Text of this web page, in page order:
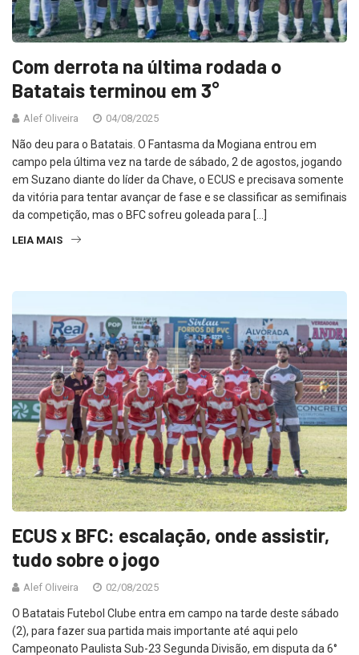
Com derrota na última rodada o
Batatais terminou em 3°
Alef Oliveira 04/08/2025
Não deu para o Batatais. O Fantasma da Mogiana entrou em
campo pela última vez na tarde de sábado, 2 de agostos, jogando
em Suzano diante do líder da Chave, o ECUS e precisava somente
da vitória para tentar avançar de fase e se classificar as semifinais
da competição, mas o BFC sofreu goleada para […]
LEIA MAIS
ECUS x BFC: escalação, onde assistir,
tudo sobre o jogo
Alef Oliveira 02/08/2025
O Batatais Futebol Clube entra em campo na tarde deste sábado
(2), para fazer sua partida mais importante até aqui pelo